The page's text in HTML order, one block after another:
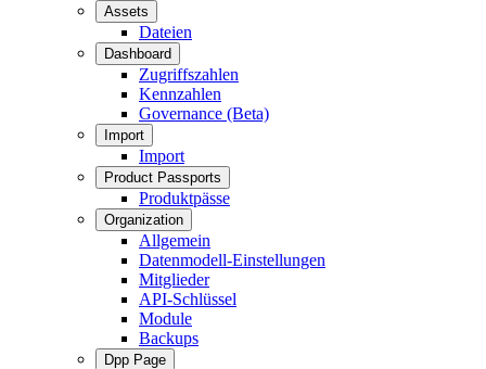
Assets
Dateien
Dashboard
Zugriffszahlen
Kennzahlen
Governance (Beta)
Import
Import
Product Passports
Produktpässe
Organization
Allgemein
Datenmodell-Einstellungen
Mitglieder
API-Schlüssel
Module
Backups
Dpp Page